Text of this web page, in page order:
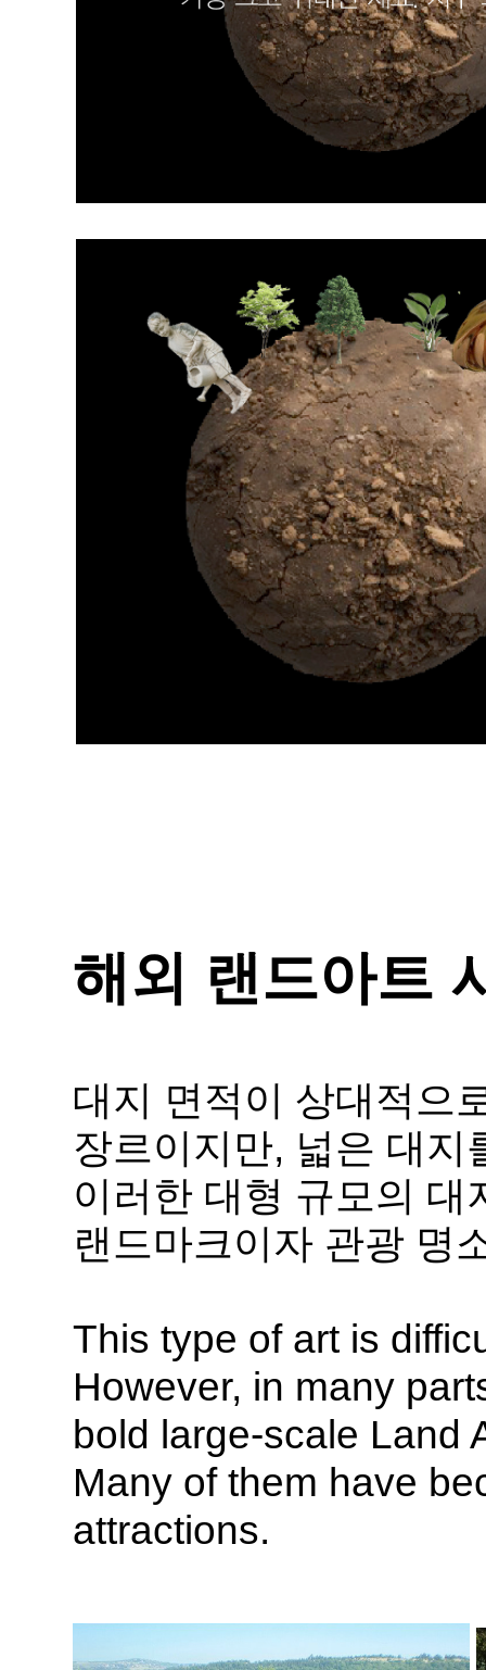
해외 랜드아트
대지 면적이 상대적으
장르이지만, 넓은 대지
이러한 대형 규모의
랜드마크이자 관광 명
This type of art is
However, in many
bold large-scale Land
Many of them have
attractions.